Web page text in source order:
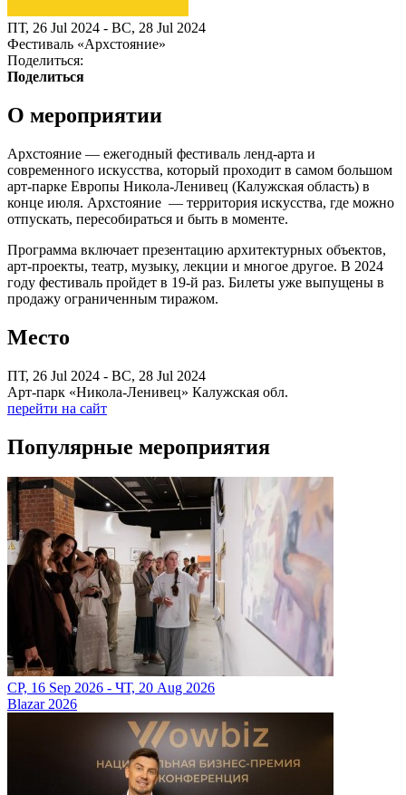
ПТ, 26 Jul 2024 - ВС, 28 Jul 2024
Фестиваль «Архстояние»
Поделиться:
Поделиться
О мероприятии
Архстояние — ежегодный фестиваль ленд-арта и
современного искусства, который проходит в самом большом
арт-парке Европы Никола-Ленивец (Калужская область) в
конце июля. Архстояние — территория искусства, где можно
отпускать, пересобираться и быть в моменте.
Программа включает презентацию архитектурных объектов,
арт-проекты, театр, музыку, лекции и многое другое. В 2024
году фестиваль пройдет в 19-й раз. Билеты уже выпущены в
продажу ограниченным тиражом.
Место
ПТ, 26 Jul 2024 - ВС, 28 Jul 2024
Арт-парк «Никола-Ленивец» Калужская обл.
перейти на сайт
Популярные мероприятия
СР, 16 Sep 2026 - ЧТ, 20 Aug 2026
Blazar 2026